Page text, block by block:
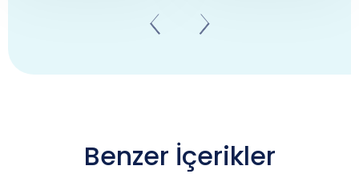
Benzer İçerikler